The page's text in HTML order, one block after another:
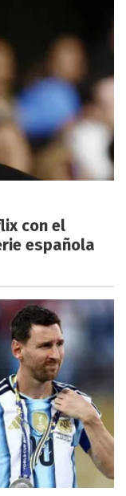
con el
española